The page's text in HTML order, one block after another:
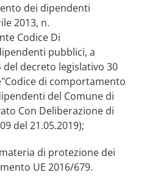
dei dipendenti
2013, n.
Codice Di
pubblici, a
del decreto legislativo 30
di comportamento
del Comune di
Con Deliberazione di
del 21.05.2019);
di protezione dei
UE 2016/679.